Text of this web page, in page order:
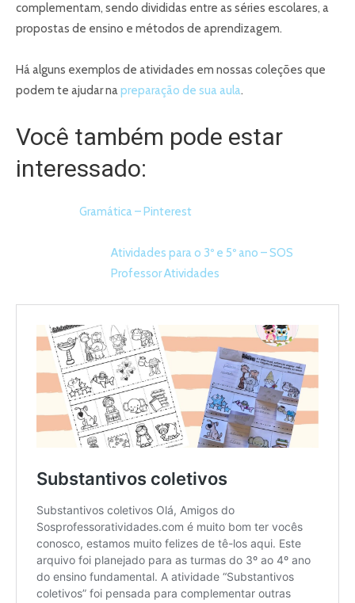
complementam, sendo divididas entre as séries escolares, a
propostas de ensino e métodos de aprendizagem.
Há alguns exemplos de atividades em nossas coleções que
podem te ajudar napreparação de sua aula.
Você também pode estar
interessado:
Gramática – Pinterest
Atividades para o 3º e 5º ano – SOS
Professor Atividades